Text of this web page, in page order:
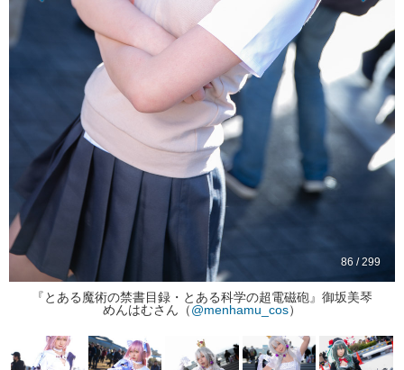
86 / 299
『とある魔術の禁書目録・とある科学の超電磁砲』御坂美琴
めんはむさん（@menhamu_cos）